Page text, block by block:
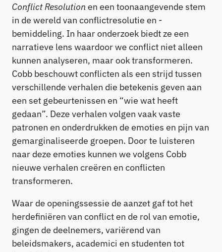
Conflict Resolution en een toonaangevende stem
in de wereld van conflictresolutie en -
bemiddeling. In haar onderzoek biedt ze een
narratieve lens waardoor we conflict niet alleen
kunnen analyseren, maar ook transformeren.
Cobb beschouwt conflicten als een strijd tussen
verschillende verhalen die betekenis geven aan
een set gebeurtenissen en “wie wat heeft
gedaan”. Deze verhalen volgen vaak vaste
patronen en onderdrukken de emoties en pijn van
gemarginaliseerde groepen. Door te luisteren
naar deze emoties kunnen we volgens Cobb
nieuwe verhalen creëren en conflicten
transformeren.
Waar de openingssessie de aanzet gaf tot het
herdefiniëren van conflict en de rol van emotie,
gingen de deelnemers, variërend van
beleidsmakers, academici en studenten tot